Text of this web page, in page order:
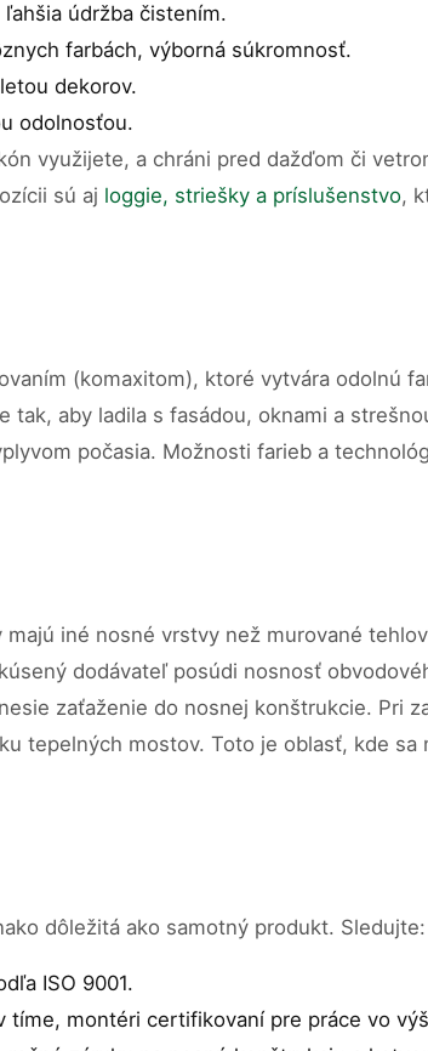
údržba čistením.
farbách, výborná súkromnosť.
dekorov.
odolnosťou.
využijete, a chráni pred dažďom či
sú aj loggie, striešky a príslušenstvo,
(komaxitom), ktoré vytvára odolnú
aby ladila s fasádou, oknami a
počasia. Možnosti farieb a
iné nosné vrstvy než murované
dodávateľ posúdi nosnosť
zaťaženie do nosnej konštrukcie. Pri
tepelných mostov. Toto je oblasť, kde sa
dôležitá ako samotný produkt. Sledujte:
ISO 9001.
tíme, montéri certifikovaní pre práce vo